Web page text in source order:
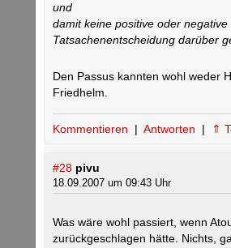
und
damit keine positive oder negative
Tatsachenentscheidung darüber
Den Passus kannten wohl weder
Friedhelm.
Kommentieren | Antworten | ⇑
#28 pivu
18.09.2007 um 09:43 Uhr
Was wäre wohl passiert, wenn
zurückgeschlagen hätte. Nichts,